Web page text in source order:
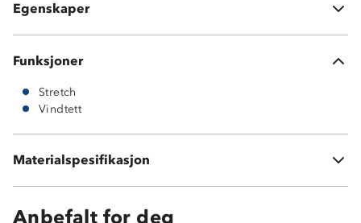
Egenskaper
OekoTex® standard 100
Funksjoner
Stretch
Vindtett
Materialspesifikasjon
10 % elastan
Anbefalt for deg